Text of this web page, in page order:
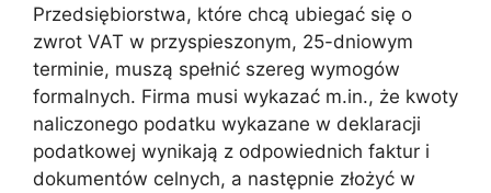
Przedsiębiorstwa, które chcą ubiegać się o
zwrot VAT w przyspieszonym, 25-dniowym
terminie, muszą spełnić szereg wymogów
formalnych. Firma musi wykazać m.in., że kwoty
naliczonego podatku wykazane w deklaracji
podatkowej wynikają z odpowiednich faktur i
dokumentów celnych, a następnie złożyć w